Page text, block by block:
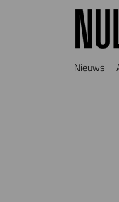
Overslaan en naar de
Nieuws